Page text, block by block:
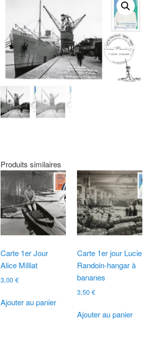
Produits similaires
Carte 1er Jour
Alice Milliat
3,00 €
Ajouter au panier
Carte 1er jour Lucie
Randoin-hangar à
bananes
3,50 €
Ajouter au panier